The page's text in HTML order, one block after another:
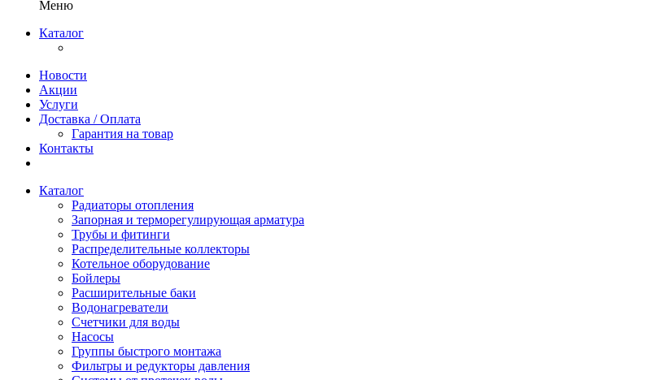
Меню
Каталог
Новости
Акции
Услуги
Доставка / Оплата
Гарантия на товар
Контакты
Каталог
Радиаторы отопления
Запорная и терморегулирующая арматура
Трубы и фитинги
Распределительные коллекторы
Котельное оборудование
Бойлеры
Расширительные баки
Водонагреватели
Счетчики для воды
Насосы
Группы быстрого монтажа
Фильтры и редукторы давления